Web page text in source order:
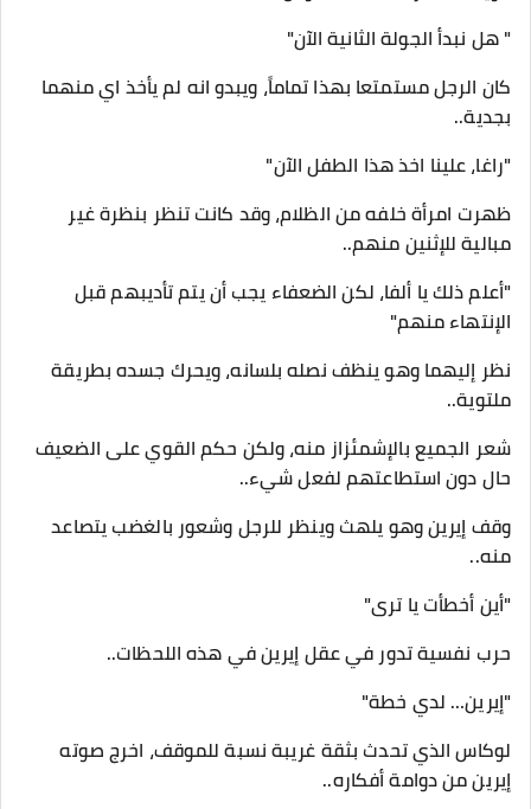
" هل نبدأ الجولة الثانية الآن"
كان الرجل مستمتعا بهذا تماماً، ويبدو انه لم يأخذ اي منهما
بجدية..
"راغا، علينا اخذ هذا الطفل الآن"
ظهرت امرأة خلفه من الظلام، وقد كانت تنظر بنظرة غير
مبالية للإثنين منهم..
"أعلم ذلك يا ألفا، لكن الضعفاء يجب أن يتم تأديبهم قبل
الإنتهاء منهم"
نظر إليهما وهو ينظف نصله بلسانه، ويحرك جسده بطريقة
ملتوية..
شعر الجميع بالإشمئزاز منه، ولكن حكم القوي على الضعيف
حال دون استطاعتهم لفعل شيء..
وقف إيرين وهو يلهث وينظر للرجل وشعور بالغضب يتصاعد
منه..
"أين أخطأت يا ترى"
حرب نفسية تدور في عقل إيرين في هذه اللحظات..
"إيرين… لدي خطة"
لوكاس الذي تحدث بثقة غريبة نسبة للموقف، اخرج صوته
إيرين من دوامة أفكاره..